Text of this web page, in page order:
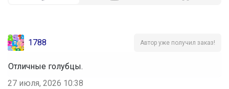
1788 Автор уже получил заказ!
Отличные голубцы.
27 июля, 2026 10:38